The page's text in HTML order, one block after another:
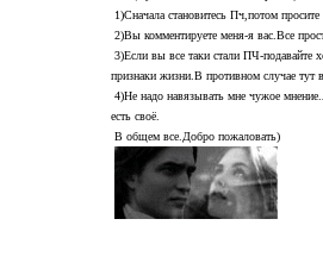
1)Сначала становитесь Пч,потом просите
2)Вы комментируете меня-я вас.Все
3)Если вы все таки стали ПЧ-подавайте
признаки жизни.В противном случае тут
4)Не надо навязывать мне чужое
есть своё.
В общем все.Добро пожаловать)